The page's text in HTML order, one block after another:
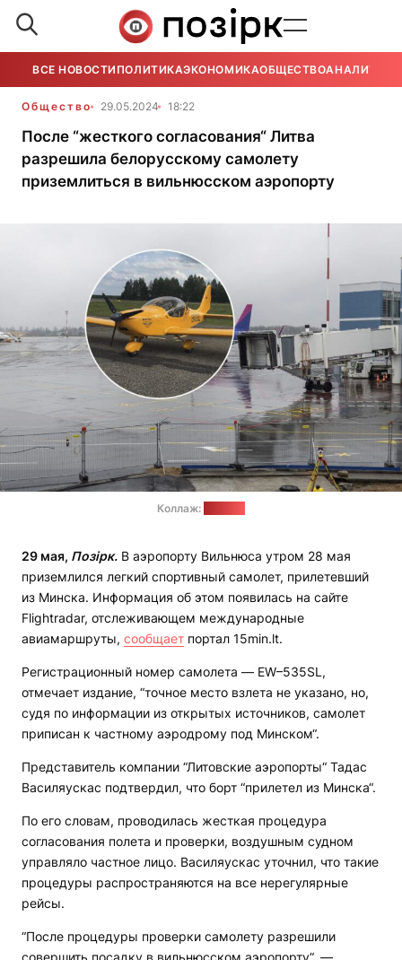
ВСЕ НОВОСТИ ПОЛИТИКАЭКОНОМИКАОБЩЕСТВОАНАЛИТИКА
Общество 29.05.2024 18:22
После “жесткого согласования“ Литва
разрешила белорусскому самолету
приземлиться в вильнюсском аэропорту
Коллаж:
29 мая, Позірк. В аэропорту Вильнюса утром 28 мая
приземлился легкий спортивный самолет, прилетевший
из Минска. Информация об этом появилась на сайте
Flightradar, отслеживающем международные
авиамаршруты, сообщает портал 15min.lt.
Регистрационный номер самолета — EW–535SL,
отмечает издание, “точное место взлета не указано, но,
судя по информации из открытых источников, самолет
приписан к частному аэродрому под Минском“.
Представитель компании “Литовские аэропорты“ Тадас
Василяускас подтвердил, что борт “прилетел из Минска“.
По его словам, проводилась жесткая процедура
согласования полета и проверки, воздушным судном
управляло частное лицо. Василяускас уточнил, что такие
процедуры распространяются на все нерегулярные
рейсы.
“После процедуры проверки самолету разрешили
совершить посадку в вильнюсском аэропорту“, —